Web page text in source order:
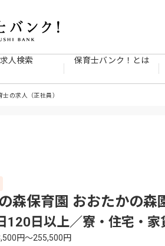
求人検索 保育士バンク！とは
士の求人（正社員）
森保育園 おおたかの森
120日以上／寮・住宅・
円〜255,500円